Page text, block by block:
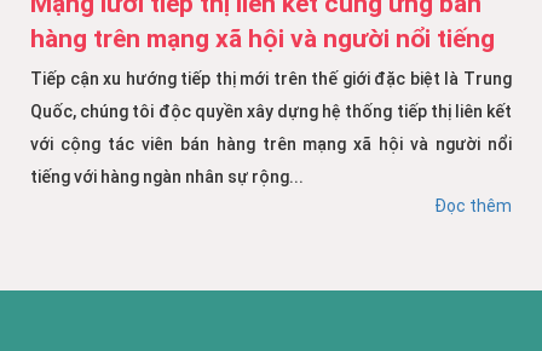
hàng trên mạng xã hội và người nổi tiếng
Tiếp cận xu hướng tiếp thị mới trên thế giới đặc biệt là Trung
Quốc, chúng tôi độc quyền xây dựng hệ thống tiếp thị liên kết
với cộng tác viên bán hàng trên mạng xã hội và người nổi
tiếng với hàng ngàn nhân sự rộng...
Đọc thêm